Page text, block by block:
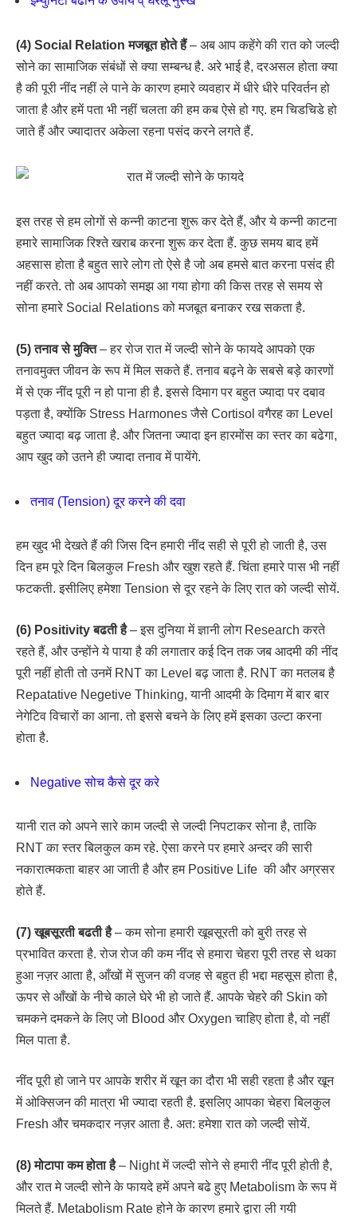
(4) Social Relation मजबूत होते हैं– अब आप कहेंगे की रात को जल्दी
सोने का सामाजिक संबंधों से क्या सम्बन्ध है. अरे भाई है, दरअसल होता क्या
है की पूरी नींद नहीं ले पाने के कारण हमारे व्यवहार में धीरे धीरे परिवर्तन हो
जाता है और हमें पता भी नहीं चलता की हम कब ऐसे हो गए. हम चिडचिडे हो
जाते हैं और ज्यादातर अकेला रहना पसंद करने लगते हैं.
इस तरह से हम लोगों से कन्नी काटना शुरू कर देते हैं, और ये कन्नी काटना
हमारे सामाजिक रिश्ते खराब करना शुरू कर देता हैं. कुछ समय बाद हमें
अहसास होता है बहुत सारे लोग तो ऐसे है जो अब हमसे बात करना पसंद ही
नहीं करते. तो अब आपको समझ आ गया होगा की किस तरह से समय से
सोना हमारे Social Relations को मजबूत बनाकर रख सकता है.
(5) तनाव से मुक्ति– हर रोज रात में जल्दी सोने के फायदे आपको एक
तनावमुक्त जीवन के रूप में मिल सकते हैं. तनाव बढ़ने के सबसे बड़े कारणों
में से एक नींद पूरी न हो पाना ही है. इससे दिमाग पर बहुत ज्यादा पर दबाव
पड़ता है, क्योंकि Stress Harmones जैसे Cortisol वगैरह का Level
बहुत ज्यादा बढ़ जाता है. और जितना ज्यादा इन हारमोंस का स्तर का बढेगा,
आप खुद को उतने ही ज्यादा तनाव में पायेंगे.
तनाव (Tension) दूर करने की दवा
हम खुद भी देखते हैं की जिस दिन हमारी नींद सही से पूरी हो जाती है, उस
दिन हम पूरे दिन बिलकुल Fresh और खुश रहते हैं. चिंता हमारे पास भी नहीं
फटकती. इसीलिए हमेशा Tension से दूर रहने के लिए रात को जल्दी सोयें.
(6) Positivity बढती है– इस दुनिया में ज्ञानी लोग Research करते
रहते हैं, और उन्होंने ये पाया है की लगातार कई दिन तक जब आदमी की नींद
पूरी नहीं होती तो उनमें RNT का Level बढ़ जाता है. RNT का मतलब है
Repatative Negetive Thinking, यानी आदमी के दिमाग में बार बार
नेगेटिव विचारों का आना. तो इससे बचने के लिए हमें इसका उल्टा करना
होता है.
Negative सोच कैसे दूर करे
यानी रात को अपने सारे काम जल्दी से जल्दी निपटाकर सोना है, ताकि
RNT का स्तर बिलकुल कम रहे. ऐसा करने पर हमारे अन्दर की सारी
नकारात्मकता बाहर आ जाती है और हम Positive Life की और अग्रसर
होते हैं.
(7) खूबसूरती बढती है– कम सोना हमारी खूबसूरती को बुरी तरह से
प्रभावित करता है. रोज रोज की कम नींद से हमारा चेहरा पूरी तरह से थका
हुआ नज़र आता है, आँखों में सुजन की वजह से बहुत ही भद्दा महसूस होता है,
ऊपर से आँखों के नीचे काले घेरे भी हो जाते हैं. आपके चेहरे की Skin को
चमकने दमकने के लिए जो Blood और Oxygen चाहिए होता है, वो नहीं
मिल पाता है.
नींद पूरी हो जाने पर आपके शरीर में खून का दौरा भी सही रहता है और खून
में ओक्सिजन की मात्रा भी ज्यादा रहती है. इसलिए आपका चेहरा बिलकुल
Fresh और चमकदार नज़र आता है. अत: हमेशा रात को जल्दी सोयें.
(8) मोटापा कम होता है– Night में जल्दी सोने से हमारी नींद पूरी होती है,
और रात मे जल्दी सोने के फायदे हमें अपने बढे हुए Metabolism के रूप में
मिलते हैं. Metabolism Rate होने के कारण हमारे द्वारा ली गयी